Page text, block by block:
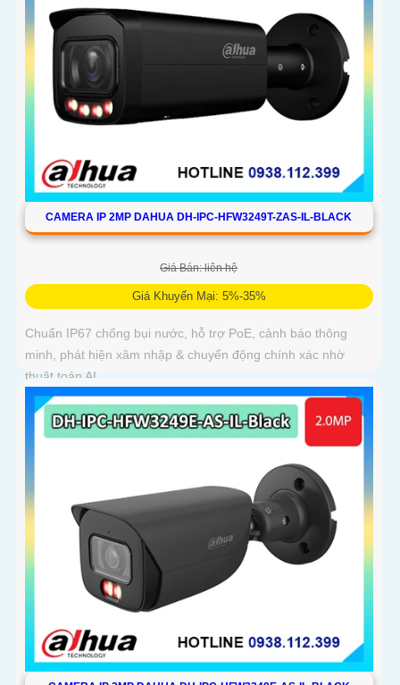
CAMERA IP 2MP DAHUA DH-IPC-HFW3249T-ZAS-IL-BLACK
Giá Bán: liên hệ
Giá Khuyến Mại: 5%-35%
Chuẩn IP67 chống bụi nước, hỗ trợ PoE, cảnh báo thông
minh, phát hiện xâm nhập & chuyển động chính xác nhờ
thuật toán AI